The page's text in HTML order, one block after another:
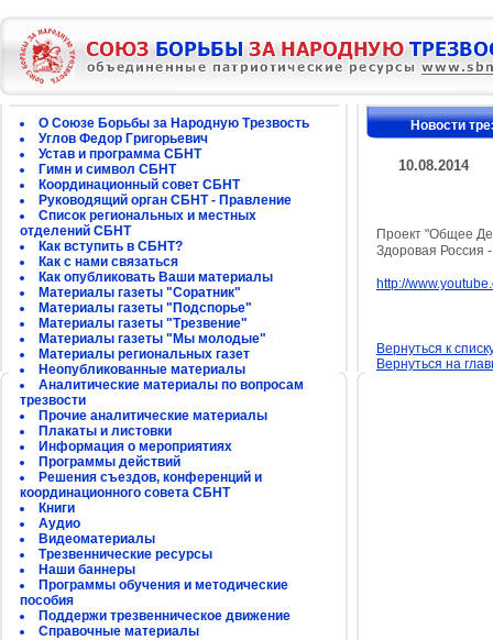
О Союзе Борьбы за Народную Трезвость
Углов Федор Григорьевич
Устав и программа СБНТ
Гимн и символ СБНТ
Координационный совет СБНТ
Руководящий орган СБНТ - Правление
Список региональных и местных
отделений СБНТ
Как вступить в СБНТ?
Как с нами связаться
Как опубликовать Ваши материалы
Материалы газеты "Соратник"
Материалы газеты "Подспорье"
Материалы газеты "Трезвение"
Материалы газеты "Мы молодые"
Материалы региональных газет
Неопубликованные материалы
Аналитические материалы по вопросам
трезвости
Прочие аналитические материалы
Плакаты и листовки
Информация о мероприятиях
Программы действий
Решения съездов, конференций и
координационного совета СБНТ
Книги
Аудио
Видеоматериалы
Трезвеннические ресурсы
Наши баннеры
Программы обучения и методические
пособия
Поддержи трезвенническое движение
Справочные материалы
Новости
10.08.2014
Проект "Общее
Здоровая Россия
http://
Вернуться к
Вернуться на